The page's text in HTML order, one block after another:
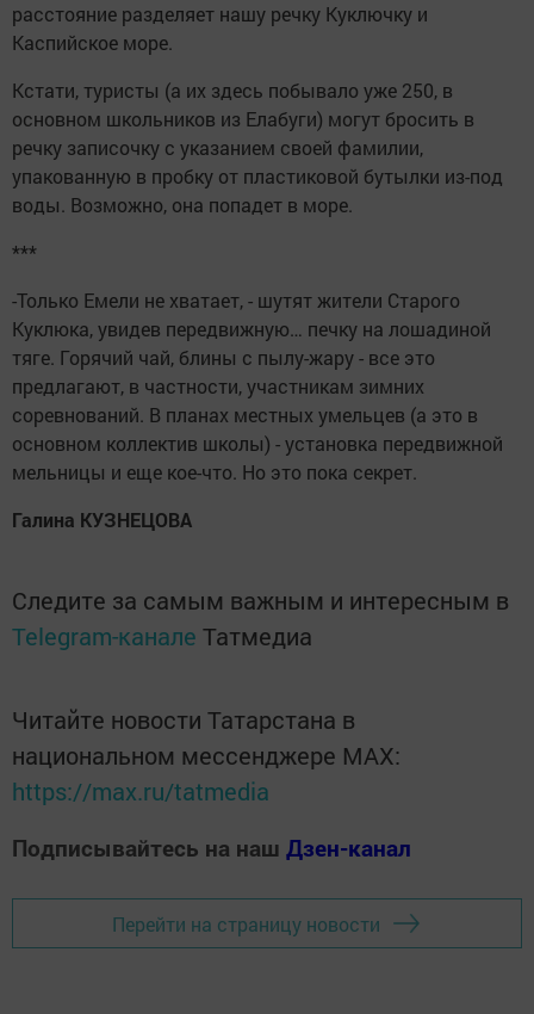
расстояние разделяет нашу речку Куключку и
Каспийское море.
Кстати, туристы (а их здесь побывало уже 250, в
основном школьников из Елабуги) могут бросить в
речку записочку с указанием своей фамилии,
упакованную в пробку от пластиковой бутылки из-под
воды. Возможно, она попадет в море.
***
-Только Емели не хватает, - шутят жители Старого
Куклюка, увидев передвижную… печку на лошадиной
тяге. Горячий чай, блины с пылу-жару - все это
предлагают, в частности, участникам зимних
соревнований. В планах местных умельцев (а это в
основном коллектив школы) - установка передвижной
мельницы и еще кое-что. Но это пока секрет.
Галина КУЗНЕЦОВА
Следите за самым важным и интересным в
Telegram-канале Татмедиа
Читайте новости Татарстана в
национальном мессенджере MАХ:
https://max.ru/tatmedia
Подписывайтесь на наш Дзен-канал
Перейти на страницу новости